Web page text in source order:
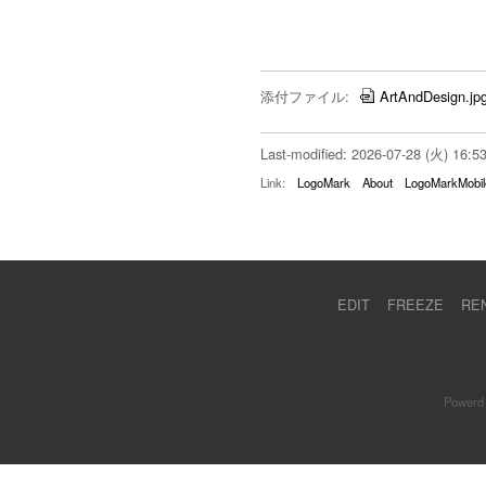
添付ファイル:
Last-modified: 2026-07-28 (火)
Link: LogoMark About
EDIT FREEZE